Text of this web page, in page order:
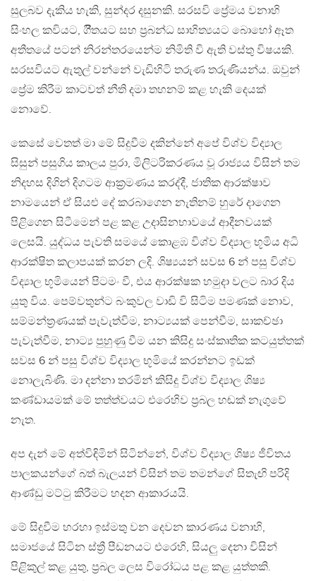
සුලබව දැකිය හැකි, සුන්දර දසුනකි. සරසවි ප්‍රේමය වනාහි
සිංහල කවියට, ගීිතයට සහ ප්‍රබන්ධ සාහිත්‍යයට බොහෝ ඈත
අතීතයේ පටන් නිරන්තරයෙන්ම නිමිති වි ඇති වස්තු විෂයකි.
සරසවියට ඇතුල් වන්නේ වැඩිහිටි තරුණ තරුණියන්ය. ඔවුන්
ප්‍රේම කිරීම කාටවත් නීති දමා තහනම් කළ හැකි දෙයක්
නොවේ.
කෙසේ වෙතත් මා මේ සිදුවීම දකින්නේ අපේ විශ්ව විද්‍යාල
සිසුන් පසුගිය කාලය පුරා, මිලිටරිකරණය වූ රාජ්‍යය විසින් තම
නිදහස දිගින් දිගටම ආක්‍රමණය කරද්දී, ජාතික ආරක්ෂාව
නාමයෙන් ඒ සියළු දේ කරබාගෙන නැතිනම් හුරේ දාගෙන
පිළිගෙන සිටීමෙන් පළ කළ උදාසිනභාවයේ ආදීනවයක්
ලෙසයි. යුද්ධය පැවති සමයේ කොළඹ විශ්ව විද්‍යාල භූමිය අධි
ආරක්ෂිත කලාපයක් කරන ලදි. ශිෂ්‍යයන් සවස 6 න් පසු විශ්ව
විද්‍යාල භූමියෙන් පිටමං වී, එය ආරක්ෂක හමුදා වලට බාර දිය
යුතු විය. පෙම්වතුන්ට බංකුවල වාඩි වි සිටිම පමණක් නොව,
සම්මන්ත්‍රණයක් පැවැත්විම, නාට්‍යයක් පෙන්වීම, සාකච්ඡා
පැවැත්වීම, නාට්‍ය පුහුණු වීම යන කිසිදු සංස්කෘතික කටයුත්තක්
සවස 6 න් පසු විශ්ව විද්‍යාල භූමියේ කරන්නට ඉඩක්
නොලැබිණි. මා දන්නා තරමින් කිසිදු විශ්ව විද්‍යාල ශිෂ්‍ය
කණ්ඩායමක් මේ තත්ත්වයට එරෙහිව ප්‍රබල හඬක් නැගුවේ
නැත.
අප දැන් මේ අත්විඳිමින් සිටින්නේ, විශ්ව විද්‍යාල ශිෂ්‍ය ජීවිතය
පාලකයන්ගේ බත් බැලයන් විසින් තම තමන්ගේ සිතැඟි පරිදි
ආණ්ඩු මට්ටු කිරීමට හදන ආකාරයයි.
මේ සිදුවීම හරහා ඉස්මතු වන දෙවන කාරණය වනාහි,
සමාජයේ සිටින ස්ත්‍රී පීඩනයට එරෙහි, සියලු දෙනා විසින්
පිළිකුල් කළ යුතු, ප්‍රබල ලෙස විරෝධය පළ කළ යුත්තකි.